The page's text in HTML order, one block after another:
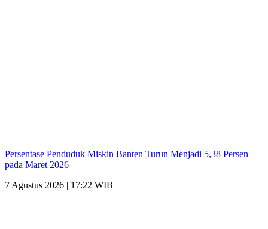
Persentase Penduduk Miskin Banten Turun Menjadi 5,38 Persen
pada Maret 2026
7 Agustus 2026 | 17:22 WIB